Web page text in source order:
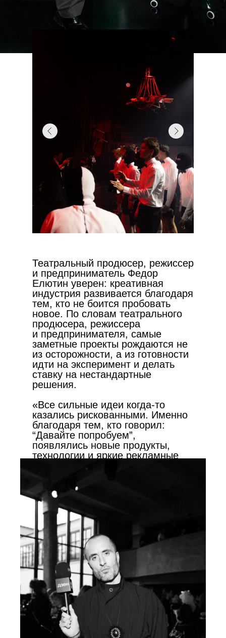
Театральный продюсер, режиссер
и предприниматель Федор
Елютин уверен: креативная
индустрия развивается благодаря
тем, кто не боится пробовать
новое. По словам театрального
продюсера, режиссера
и предпринимателя, самые
заметные проекты рождаются не
из осторожности, а из готовности
идти на эксперимент и делать
ставку на нестандартные
решения.
«Все сильные идеи когда-то
казались рискованными. Именно
благодаря тем, кто говорил:
“Давайте попробуем”,
появлялись новые продукты,
технологии и яркие рекламные
кампании», — отметил Елютин.